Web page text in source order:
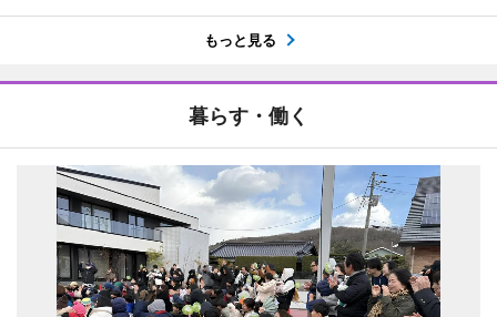
もっと見る
暮らす・働く